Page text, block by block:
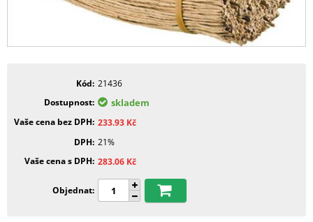
Kód 21436
Dostupnost
skladem
Vaše cena bez DPH 233.93 Kč
DPH 21%
Vaše cena s DPH 283.06 Kč
Objednat